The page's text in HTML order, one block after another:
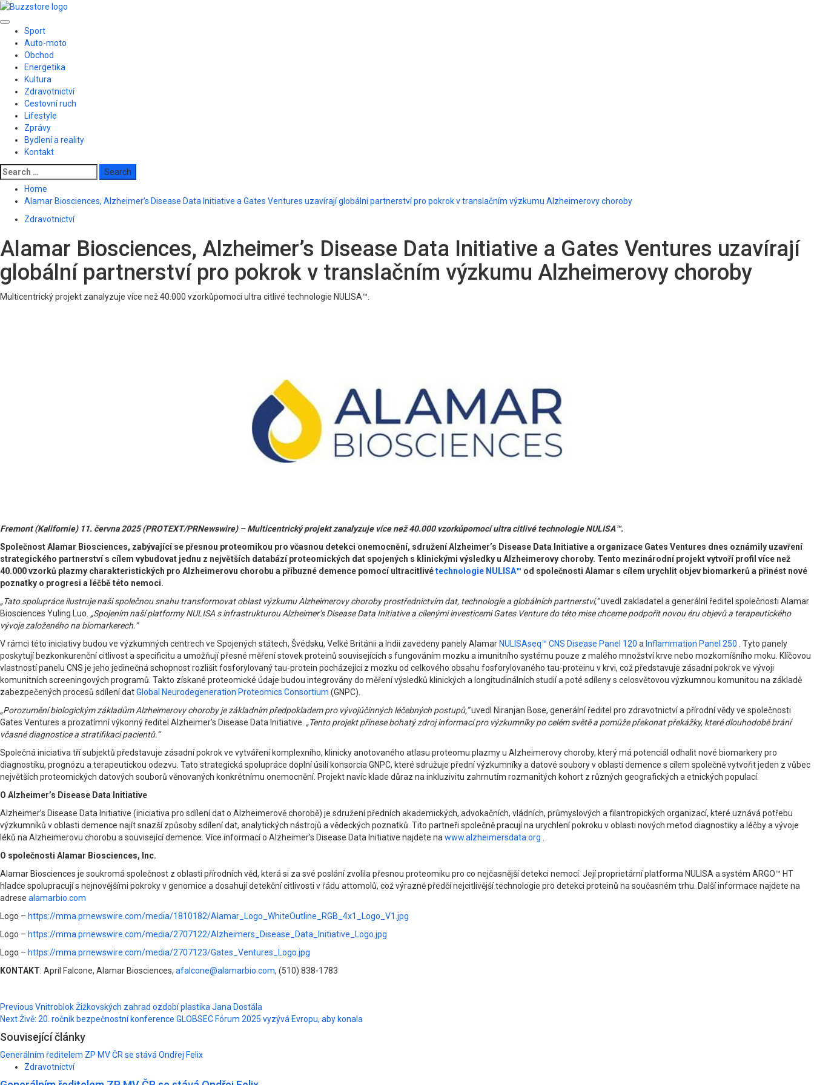
Skip
content
Primary
Menu
Sport
Auto-moto
Obchod
Energetika
Kultura
Zdravotnictví
Cestovní ruch
Lifestyle
Zprávy
Bydlení a reality
Kontakt
Search
for:
Home
Alamar Biosciences, Alzheimer’s Disease Data Initiative a Gates Ventures uzavírají globální partnerství pro pokrok v translačním výzkumu Alzheimerovy choroby
Zdravotnictví
Alamar Biosciences, Alzheimer’s Disease Data Initiative a Gates Ventures uzavírají
globální partnerství pro pokrok v translačním výzkumu Alzheimerovy choroby
Multicentrický projekt zanalyzuje více než 40.000 vzorkůpomocí ultra citlivé technologie NULISA™.
Fremont (Kalifornie) 11. června 2025 (PROTEXT/PRNewswire) – Multicentrický projekt zanalyzuje více než 40.000 vzorkůpomocí ultra citlivé technologie NULISA™.
Společnost Alamar Biosciences, zabývající se přesnou proteomikou pro včasnou detekci onemocnění, sdružení Alzheimer’s Disease Data Initiative a organizace Gates Ventures dnes oznámily uzavření
strategického partnerství s cílem vybudovat jednu z největších databází proteomických dat spojených s klinickými výsledky u Alzheimerovy choroby. Tento mezinárodní projekt vytvoří profil více než
40.000 vzorků plazmy charakteristických pro Alzheimerovu chorobu a příbuzné demence pomocí ultracitlivétechnologie NULISA™ od společnosti Alamar s cílem urychlit objev biomarkerů a přinést nové
poznatky o progresi a léčbě této nemoci.
„Tato spolupráce ilustruje naši společnou snahu transformovat oblast výzkumu Alzheimerovy choroby prostřednictvím dat, technologie a globálních partnerství,”uvedl zakladatel a generální ředitel společnosti Alamar
Biosciences Yuling Luo. „Spojením naší platformy NULISA s infrastrukturou Alzheimer’s Disease Data Initiative a cílenými investicemi Gates Venture do této mise chceme podpořit novou éru objevů a terapeutického
vývoje založeného na biomarkerech.”
V rámci této iniciativy budou ve výzkumných centrech ve Spojených státech, Švédsku, Velké Británii a Indii zavedeny panely Alamar NULISAseq™ CNS Disease Panel 120 a Inflammation Panel 250
. Tyto panely
poskytují bezkonkurenční citlivost a specificitu a umožňují přesné měření stovek proteinů souvisejících s fungováním mozku a imunitního systému pouze z malého množství krve nebo mozkomíšního moku. Klíčovou
vlastností panelu CNS je jeho jedinečná schopnost rozlišit fosforylovaný tau-protein pocházející z mozku od celkového obsahu fosforylovaného tau-proteinu v krvi, což představuje zásadní pokrok ve vývoji
komunitních screeningových programů. Takto získané proteomické údaje budou integrovány do měření výsledků klinických a longitudinálních studií a poté sdíleny s celosvětovou výzkumnou komunitou na základě
zabezpečených procesů sdílení datGlobal Neurodegeneration Proteomics Consortium (GNPC).
„Porozumění biologickým základům Alzheimerovy choroby je základním předpokladem pro vývojúčinných léčebných postupů,”uvedl Niranjan Bose, generální ředitel pro zdravotnictví a přírodní vědy ve společnosti
Gates Ventures a prozatímní výkonný ředitel Alzheimer’s Disease Data Initiative. „Tento projekt přinese bohatý zdroj informací pro výzkumníky po celém světě a pomůže překonat překážky, které dlouhodobě brání
včasné diagnostice a stratifikaci pacientů.”
Společná iniciativa tří subjektů představuje zásadní pokrok ve vytváření komplexního, klinicky anotovaného atlasu proteomu plazmy u Alzheimerovy choroby, který má potenciál odhalit nové biomarkery pro
diagnostiku, prognózu a terapeutickou odezvu. Tato strategická spolupráce doplní úsilí konsorcia GNPC, které sdružuje přední výzkumníky a datové soubory v oblasti demence s cílem společně vytvořit jeden z vůbec
největších proteomických datových souborů věnovaných konkrétnímu onemocnění. Projekt navíc klade důraz na inkluzivitu zahrnutím rozmanitých kohort z různých geografických a etnických populací.
O Alzheimer’s Disease Data Initiative
Alzheimer’s Disease Data Initiative (iniciativa pro sdílení dat o Alzheimerově chorobě) je sdružení předních akademických, advokačních, vládních, průmyslových a filantropických organizací, které uznává potřebu
výzkumníků v oblasti demence najít snazší způsoby sdílení dat, analytických nástrojů a vědeckých poznatků. Tito partneři společně pracují na urychlení pokroku v oblasti nových metod diagnostiky a léčby a vývoje
léků na Alzheimerovu chorobu a související demence. Více informací o Alzheimer’s Disease Data Initiative najdete na www.alzheimersdata.org
O společnosti Alamar Biosciences, Inc.
Alamar Biosciences je soukromá společnost z oblasti přírodních věd, která si za své poslání zvolila přesnou proteomiku pro co nejčasnější detekci nemocí. Její proprietární platforma NULISA a systém ARGO™ HT
hladce spolupracují s nejnovějšími pokroky v genomice a dosahují detekční citlivosti v řádu attomolů, což výrazně předčí nejcitlivější technologie pro detekci proteinů na současném trhu. Další informace najdete na
adrese alamarbio.com
Logo – https://mma.prnewswire.com/media/1810182/Alamar_Logo_WhiteOutline_RGB_4x1_Logo_V1.jpg
Logo – https://mma.prnewswire.com/media/2707122/Alzheimers_Disease_Data_Initiative_Logo.jpg
Logo – https://mma.prnewswire.com/media/2707123/Gates_Ventures_Logo.jpg
KONTAKT: April Falcone, Alamar Biosciences, afalcone@alamarbio.com, (510) 838-1783
Post
navigation
Previous Vnitroblok Žižkovských zahrad ozdobí plastika Jana Dostála
NextŽivě: 20. ročník bezpečnostní konference GLOBSEC Fórum 2025 vyzývá Evropu, aby konala
Související články
Generálním ředitelem ZP MV ČR se stává Ondřej Felix
Zdravotnictví